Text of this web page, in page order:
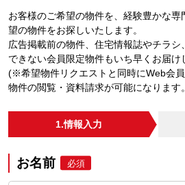
お客様のご希望の物件を、経験豊かな
望の物件をお探しいたします。
広告掲載前の物件、住宅情報誌やチラ
できない会員限定物件もいち早くお届け
(※希望物件リクエストと同時にWeb会
物件の閲覧・資料請求が可能になります
1.情報入力
お名前 必須